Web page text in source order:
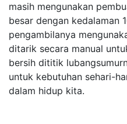
masih mengunakan
besar dengan kedalaman
pengambilanya
ditarik secara manual
bersih dititik
untuk kebutuhan sehari-
dalam hidup kita.